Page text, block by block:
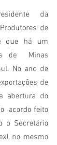
de
que há um
de  Minas
No ano de
de
abertura do
acordo feito
o Secretário
no mesmo